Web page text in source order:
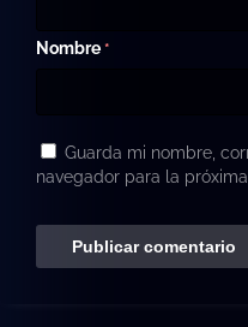
Nombre *
Guarda mi nombre,
navegador para la